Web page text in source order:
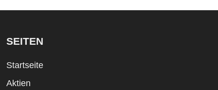
SEITEN
Startseite
Aktien